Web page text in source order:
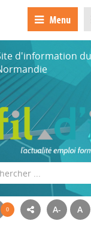
Menu
d'information
A- A